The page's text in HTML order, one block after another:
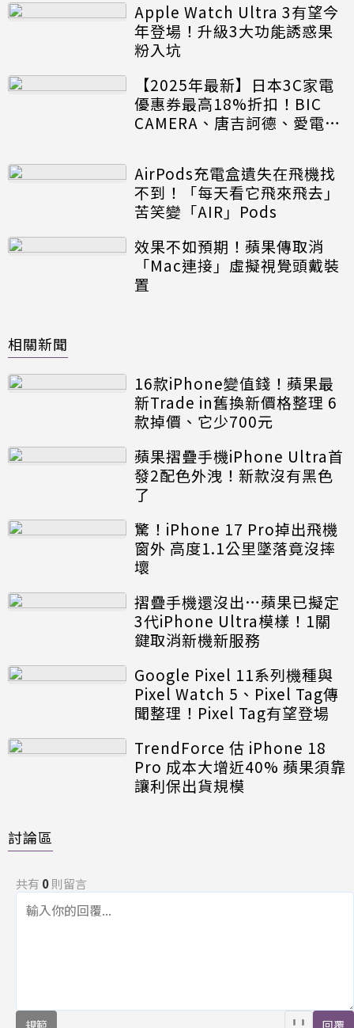
Apple Watch Ultra 3有望今
年登場！升級3大功能誘惑果
粉入坑
【2025年最新】日本3C家電
優惠券最高18%折扣！BIC
CAMERA、唐吉訶德、愛電
AirPods充電盒遺失在飛機找
不到！「每天看它飛來飛去」
苦笑變「AIR」Pods
效果不如預期！蘋果傳取消
「Mac連接」虛擬視覺頭戴裝
置
相關新聞
16款iPhone變值錢！蘋果最
新Trade in舊換新價格整理 6
款掉價、它少700元
蘋果摺疊手機iPhone Ultra首
發2配色外洩！新款沒有黑色
了
驚！iPhone 17 Pro掉出飛機
窗外 高度1.1公里墜落竟沒摔
壞
摺疊手機還沒出…蘋果已擬定
3代iPhone Ultra模樣！1關
鍵取消新機新服務
Google Pixel 11系列機種與
Pixel Watch 5、Pixel Tag傳
聞整理！Pixel Tag有望登場
TrendForce 估 iPhone 18
Pro 成本大增近40% 蘋果須靠
讓利保出貨規模
討論區
共有 0則留言
規範 回覆